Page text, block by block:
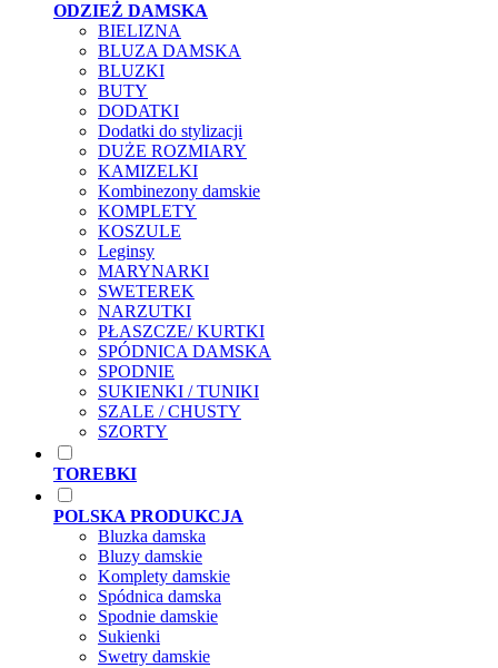
ODZIEŻ DAMSKA
BIELIZNA
BLUZA DAMSKA
BLUZKI
BUTY
DODATKI
Dodatki do stylizacji
DUŻE ROZMIARY
KAMIZELKI
Kombinezony damskie
KOMPLETY
KOSZULE
Leginsy
MARYNARKI
SWETEREK
NARZUTKI
PŁASZCZE/ KURTKI
SPÓDNICA DAMSKA
SPODNIE
SUKIENKI / TUNIKI
SZALE / CHUSTY
SZORTY
TOREBKI
POLSKA PRODUKCJA
Bluzka damska
Bluzy damskie
Komplety damskie
Spódnica damska
Spodnie damskie
Sukienki
Swetry damskie